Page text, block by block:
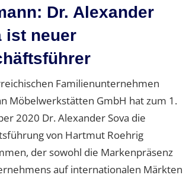
Dr. Alexander
ist neuer
Familienunternehmen
Möbelwerkstätten GmbH hat zum 1.
2020 Dr. Alexander Sova die
von Hartmut Roehrig
der sowohl die Markenpräsenz
auf internationalen Märkten